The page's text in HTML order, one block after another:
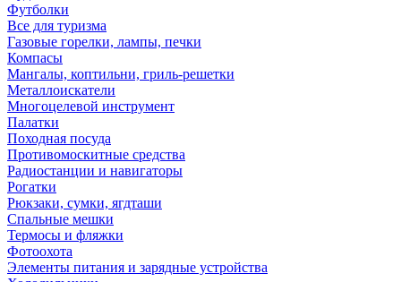
Футболки
Все для туризма
Газовые горелки, лампы, печки
Компасы
Мангалы, коптильни, гриль-решетки
Металлоискатели
Многоцелевой инструмент
Палатки
Походная посуда
Противомоскитные средства
Радиостанции и навигаторы
Рогатки
Рюкзаки, сумки, ягдташи
Спальные мешки
Термосы и фляжки
Фотоохота
Элементы питания и зарядные устройства